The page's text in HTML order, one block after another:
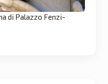
di Palazzo Fenzi-